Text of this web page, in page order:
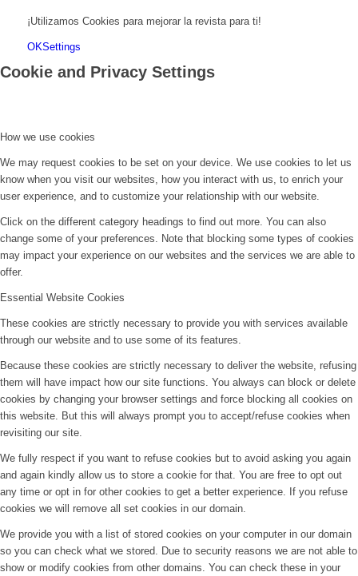
¡Utilizamos Cookies para mejorar la revista para ti!
OKSettings
Cookie and Privacy Settings
How we use cookies
We may request cookies to be set on your device. We use cookies to let us
know when you visit our websites, how you interact with us, to enrich your
user experience, and to customize your relationship with our website.
Click on the different category headings to find out more. You can also
change some of your preferences. Note that blocking some types of cookies
may impact your experience on our websites and the services we are able to
offer.
Essential Website Cookies
These cookies are strictly necessary to provide you with services available
through our website and to use some of its features.
Because these cookies are strictly necessary to deliver the website, refusing
them will have impact how our site functions. You always can block or delete
cookies by changing your browser settings and force blocking all cookies on
this website. But this will always prompt you to accept/refuse cookies when
revisiting our site.
We fully respect if you want to refuse cookies but to avoid asking you again
and again kindly allow us to store a cookie for that. You are free to opt out
any time or opt in for other cookies to get a better experience. If you refuse
cookies we will remove all set cookies in our domain.
We provide you with a list of stored cookies on your computer in our domain
so you can check what we stored. Due to security reasons we are not able to
show or modify cookies from other domains. You can check these in your